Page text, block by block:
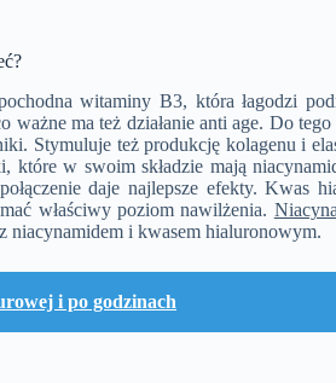
witaminy B3, która łagodzi
ważne ma też działanie anti age. Do
Stymuluje też produkcję kolagenu i
które w swoim składzie mają
daje najlepsze efekty. Kwas
właściwy poziom nawilżenia.
niacynamidem i kwasem hialuronowym.
i po godzinach